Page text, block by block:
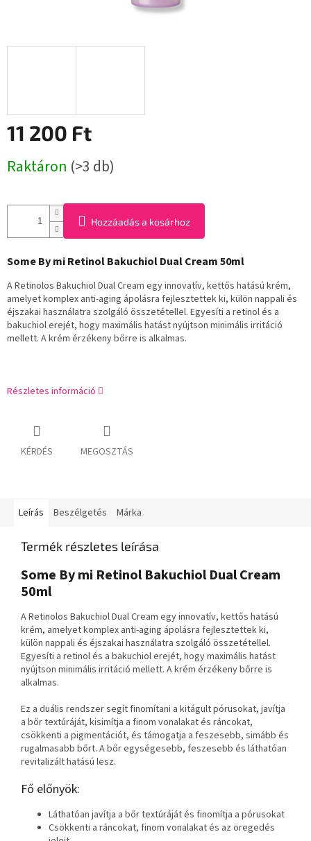
11 200 Ft
Raktáron (>3 db)
Hozzáadás a kosárhoz
Some By mi Retinol Bakuchiol Dual Cream 50ml
A Retinolos Bakuchiol Dual Cream egy innovatív, kettős hatású krém,
amelyet komplex anti-aging ápolásra fejlesztettek ki, külön nappali és
éjszakai használatra szolgáló összetétellel. Egyesíti a retinol és a
bakuchiol erejét, hogy maximális hatást nyújtson minimális irritáció
mellett. A krém érzékeny bőrre is alkalmas.
Részletes információ
KÉRDÉS MEGOSZTÁS
Leírás Beszélgetés Márka
Termék részletes leírása
Some By mi Retinol Bakuchiol Dual Cream
50ml
A Retinolos Bakuchiol Dual Cream egy innovatív, kettős hatású
krém, amelyet komplex anti-aging ápolásra fejlesztettek ki,
külön nappali és éjszakai használatra szolgáló összetétellel.
Egyesíti a retinol és a bakuchiol erejét, hogy maximális hatást
nyújtson minimális irritáció mellett. A krém érzékeny bőrre is
alkalmas.
Ez a duális rendszer segít finomítani a kitágult pórusokat, javítja
a bőr textúráját, kisimítja a finom vonalakat és ráncokat,
csökkenti a pigmentációt, és támogatja a feszesebb, simább és
rugalmasabb bőrt. A bőr egységesebb, feszesebb és láthatóan
revitalizált hatású lesz.
Fő előnyök:
Láthatóan javítja a bőr textúráját és finomítja a pórusokat
Csökkenti a ráncokat, finom vonalakat és az öregedés